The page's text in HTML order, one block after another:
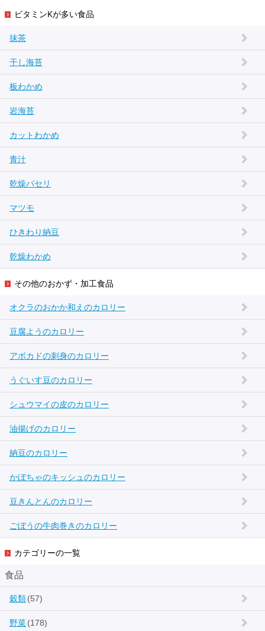
ビタミンKが多い食品
抹茶
干し海苔
板わかめ
岩海苔
カットわかめ
青汁
乾燥パセリ
マツモ
ひきわり納豆
乾燥わかめ
その他のおかず・加工食品
オクラのおかか和えのカロリー
豆腐ようのカロリー
アボカドの刺身のカロリー
うぐいす豆のカロリー
シュウマイの皮のカロリー
油揚げのカロリー
納豆のカロリー
かぼちゃのキッシュのカロリー
豆きんとんのカロリー
ごぼうの牛肉巻きのカロリー
カテゴリーの一覧
食品
穀類(57)
野菜(178)